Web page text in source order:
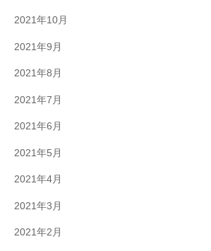
2021年10月
2021年9月
2021年8月
2021年7月
2021年6月
2021年5月
2021年4月
2021年3月
2021年2月